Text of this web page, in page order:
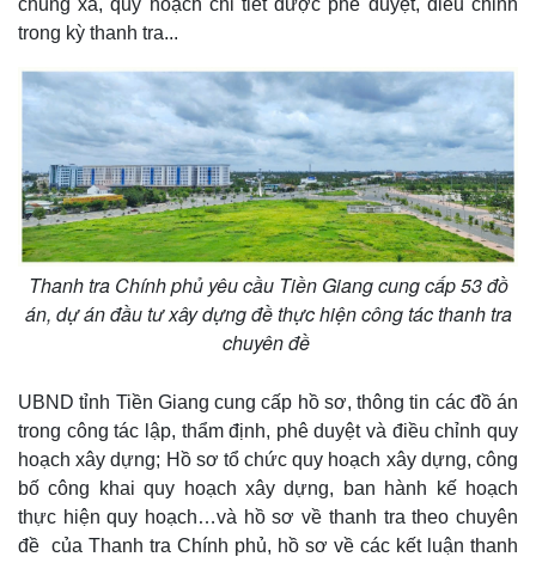
chung xã, quy hoạch chi tiết được phê duyệt, điều chỉnh
trong kỳ thanh tra...
Thanh tra Chính phủ yêu cầu Tiền Giang cung cấp 53 đồ
án, dự án đầu tư xây dựng đề thực hiện công tác thanh tra
chuyên đề
UBND tỉnh Tiền Giang cung cấp hồ sơ, thông tin các đồ án
trong công tác lập, thẩm định, phê duyệt và điều chỉnh quy
hoạch xây dựng; Hồ sơ tổ chức quy hoạch xây dựng, công
bố công khai quy hoạch xây dựng, ban hành kế hoạch
thực hiện quy hoạch…và hồ sơ về thanh tra theo chuyên
đề của Thanh tra Chính phủ, hồ sơ về các kết luận thanh